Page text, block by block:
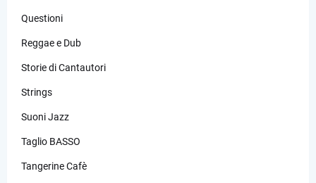
Questioni
Reggae e Dub
Storie di Cantautori
Strings
Suoni Jazz
Taglio BASSO
Tangerine Cafè